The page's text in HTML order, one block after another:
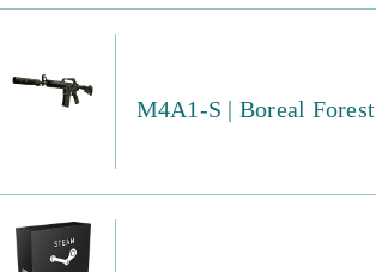
M4A1-S | Boreal Forest